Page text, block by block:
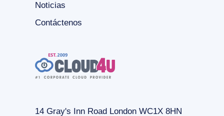
Noticias
Contáctenos
14 Gray's Inn Road London WC1X 8HN